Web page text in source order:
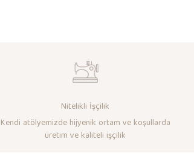
Nitelikli İşçilik
Kendi atölyemizde hijyenik ortam ve koşullarda
üretim ve kaliteli işçilik